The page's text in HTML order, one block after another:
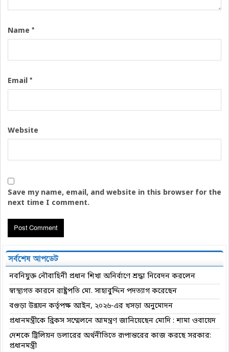
Name *
Email *
Website
Save my name, email, and website in this browser for the
next time I comment.
সর্বশেষ আপডেট
নবনিযুক্ত নৌবাহিনী প্রধান শিখা অনির্বাণে শ্রদ্ধা নিবেদন করলেন
স্বাস্থ্যগত কারনে রাষ্ট্রপতি মো. সাহাবুদ্দিন পদত্যাগ করেছেন
বগুড়া উন্নয়ন কর্তৃপক্ষ আইন, ২০২৬-এর খসড়া অনুমোদন
প্রধানমন্ত্রীকে ব্রিকস সম্মেলনে আমন্ত্রণ জানিয়েছেন মোদি : শামা ওবায়েদ
দেশকে ট্রিলিয়ন ডলারের অর্থনীতিতে রূপান্তরের কাজ করছে সরকার:
প্রধানমন্ত্রী